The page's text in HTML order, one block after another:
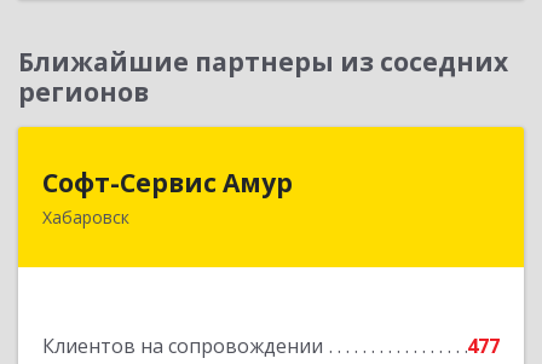
Ближайшие партнеры из соседних
регионов
Софт-Сервис Амур
Хабаровск
Клиентов на сопровождении 477
680000, Хабаровский край, Хабаровск г,